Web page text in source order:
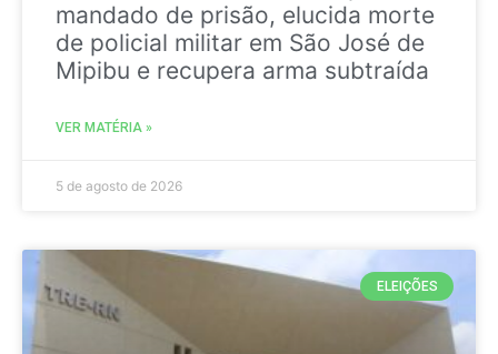
mandado de prisão, elucida morte
de policial militar em São José de
Mipibu e recupera arma subtraída
VER MATÉRIA »
5 de agosto de 2026
ELEIÇÕES